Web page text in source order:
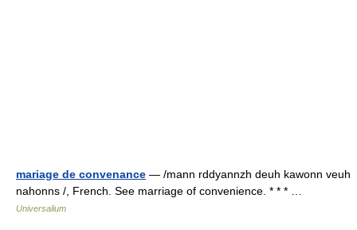
mariage de convenance — /mann rddyannzh deuh kawonn veuh
nahonns /, French. See marriage of convenience. * * * …
Universalium